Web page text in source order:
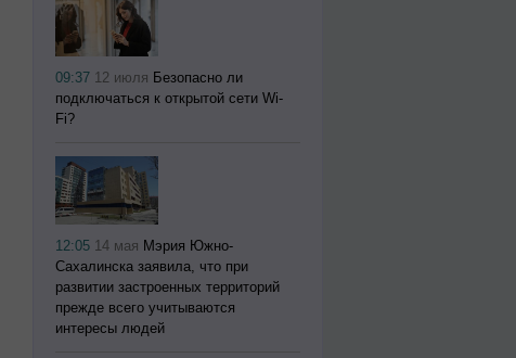
09:37 12 июля Безопасно ли
подключаться к открытой сети Wi-
Fi?
12:05 14 мая Мэрия Южно-
Сахалинска заявила, что при
развитии застроенных территорий
прежде всего учитываются
интересы людей